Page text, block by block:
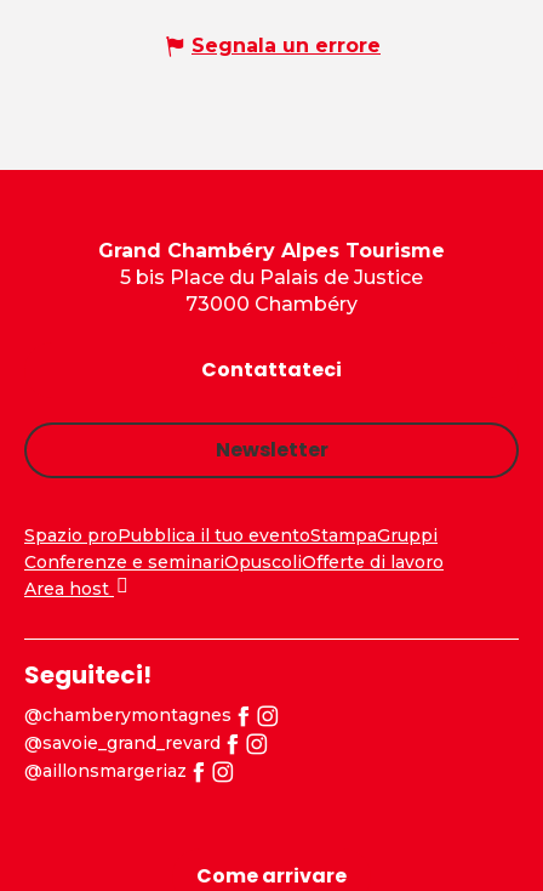
Segnala un errore
Grand Chambéry Alpes Tourisme
5 bis Place du Palais de Justice
73000 Chambéry
Contattateci
Newsletter
Spazio proPubblica il tuo eventoStampaGruppi
Conferenze e seminariOpuscoliOfferte di lavoro
Area host
Seguiteci!
@chamberymontagnes
@savoie_grand_revard
@aillonsmargeriaz
Come arrivare